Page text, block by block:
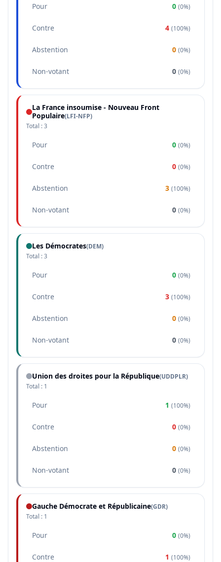
Pour 0 (0%)
Contre 4 (100%)
Abstention 0 (0%)
Non-votant 0 (0%)
La France insoumise - Nouveau Front
Populaire(LFI-NFP)
Total :3
Pour 0 (0%)
Contre 0 (0%)
Abstention 3 (100%)
Non-votant 0 (0%)
Les Démocrates(DEM)
Total :3
Pour 0 (0%)
Contre 3 (100%)
Abstention 0 (0%)
Non-votant 0 (0%)
Union des droites pour la République(UDDPLR)
Total : 1
Pour 1 (100%)
Contre 0 (0%)
Abstention 0 (0%)
Non-votant 0 (0%)
Gauche Démocrate et Républicaine(GDR)
Total : 1
Pour 0 (0%)
Contre 1 (100%)